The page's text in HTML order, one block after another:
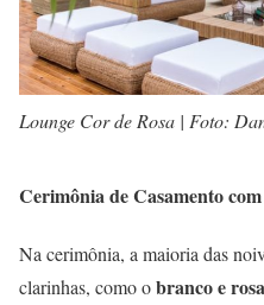
Lounge Cor de Rosa | Foto:
Cerimônia de Casamento
Na cerimônia, a maioria das
clarinhas, como obranco e rosa